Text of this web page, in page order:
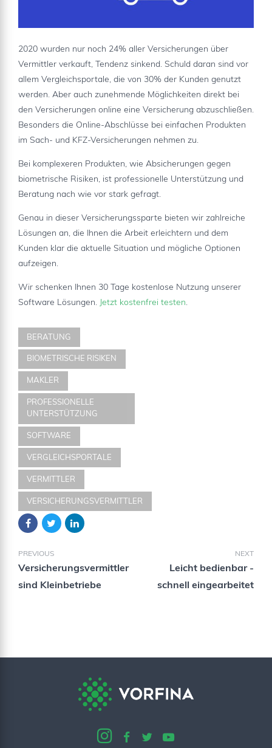
2020 wurden nur noch 24% aller Versicherungen über
Vermittler verkauft, Tendenz sinkend. Schuld daran sind vor
allem Vergleichsportale, die von 30% der Kunden genutzt
werden. Aber auch zunehmende Möglichkeiten direkt bei
den Versicherungen online eine Versicherung abzuschließen.
Besonders die Online-Abschlüsse bei einfachen Produkten
im Sach- und KFZ-Versicherungen nehmen zu.
Bei komplexeren Produkten, wie Absicherungen gegen
biometrische Risiken, ist professionelle Unterstützung und
Beratung nach wie vor stark gefragt.
Genau in dieser Versicherungssparte bieten wir zahlreiche
Lösungen an, die Ihnen die Arbeit erleichtern und dem
Kunden klar die aktuelle Situation und mögliche Optionen
aufzeigen.
Wir schenken Ihnen 30 Tage kostenlose Nutzung unserer
Software Lösungen. Jetzt kostenfrei testen.
BERATUNG
BIOMETRISCHE RISIKEN
MAKLER
PROFESSIONELLE
UNTERSTÜTZUNG
SOFTWARE
VERGLEICHSPORTALE
VERMITTLER
VERSICHERUNGSVERMITTLER
PREVIOUS
Versicherungsvermittler
sind Kleinbetriebe
NEXT
Leicht bedienbar -
schnell eingearbeitet